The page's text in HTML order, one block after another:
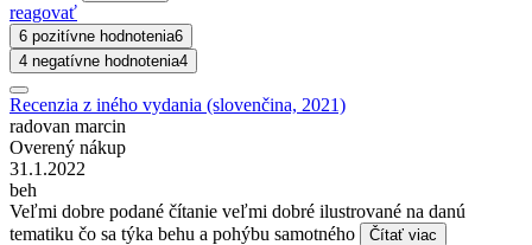
reagovať
6 pozitívne hodnotenia6
4 negatívne hodnotenia4
Recenzia z iného vydania (slovenčina, 2021)
radovan marcin
Overený nákup
31.1.2022
beh
Veľmi dobre podané čítanie veľmi dobré ilustrované na danú
tematiku čo sa týka behu a pohýbu samotného
Čítať viac